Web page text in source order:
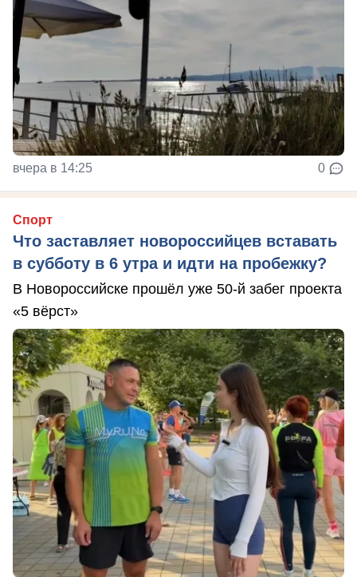
вчера в 14:25 0
Спорт
Что заставляет новороссийцев вставать
в субботу в 6 утра и идти на пробежку?
В Новороссийске прошёл уже 50-й забег проекта
«5 вёрст»